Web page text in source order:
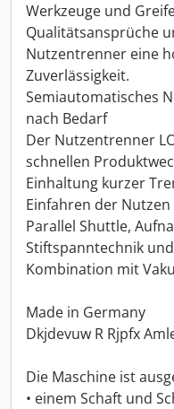
Werkzeuge und
Qualitätsansprüche
Nutzentrenner eine
Zuverlässigkeit.
Semiautomatisches
nach Bedarf
Der Nutzentrenner
schnellen
Einhaltung kurzer
Einfahren der
Parallel Shuttle,
Stiftspanntechnik
Kombination mit
Made in Germany
Dkjdevuw R Rjpfx
Die Maschine ist
• einem Schaft und